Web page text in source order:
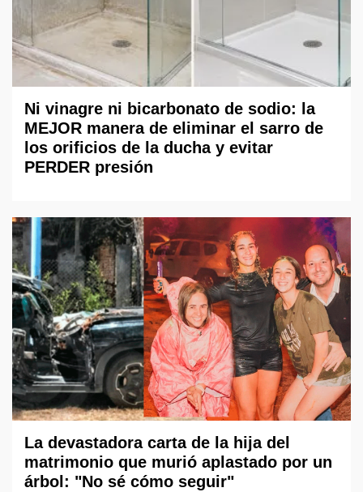
Ni vinagre ni bicarbonato de sodio: la
MEJOR manera de eliminar el sarro de
los orificios de la ducha y evitar
PERDER presión
La devastadora carta de la hija del
matrimonio que murió aplastado por un
árbol: "No sé cómo seguir"